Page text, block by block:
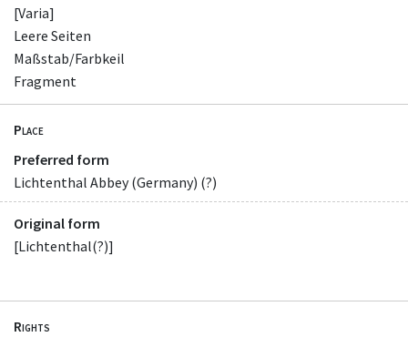
[Varia]
Leere Seiten
Maßstab/Farbkeil
Fragment
Place
Preferred form
Lichtenthal Abbey (Germany) (?)
Original form
[Lichtenthal(?)]
Rights